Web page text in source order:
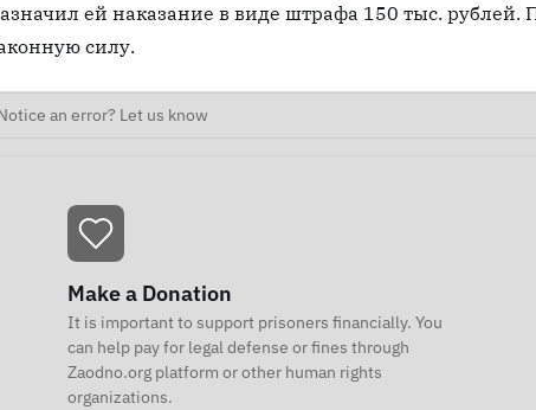
ей наказание в виде штрафа 150 тыс. рублей.
силу.
an error? Let us know
Make a Donation
It is important to support prisoners financially. You
can help pay for legal defense or fines through
Zaodno.org platform or other human rights
organizations.